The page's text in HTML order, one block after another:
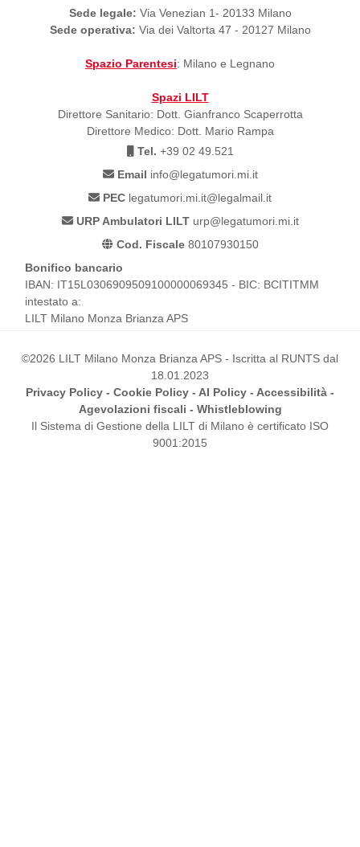
Sede legale: Via Venezian 1- 20133 Milano
Sede operativa: Via dei Valtorta 47 - 20127 Milano
Spazio Parentesi: Milano e Legnano
Spazi LILT
Direttore Sanitario: Dott. Gianfranco Scaperrotta
Direttore Medico: Dott. Mario Rampa
Tel. +39 02 49.521
Email info@legatumori.mi.it
PEC legatumori.mi.it@legalmail.it
URP Ambulatori LILTurp@legatumori.mi.it
Cod. Fiscale80107930150
Bonifico bancario
IBAN: IT15L0306909509100000069345 - BIC: BCITITMM
intestato a:
LILT Milano Monza Brianza APS
©2026 LILT Milano Monza Brianza APS - Iscritta al RUNTS dal
18.01.2023
Privacy Policy - Cookie Policy - AI Policy - Accessibilità -
Agevolazioni fiscali - Whistleblowing
Il Sistema di Gestione della LILT di Milano è certificato ISO
9001:2015